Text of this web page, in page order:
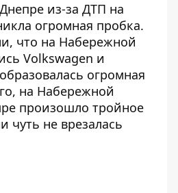
из-за ДТП на
огромная пробка.
что на Набережной
Volkswagen и
огромная
на Набережной
произошло тройное
чуть не врезалась